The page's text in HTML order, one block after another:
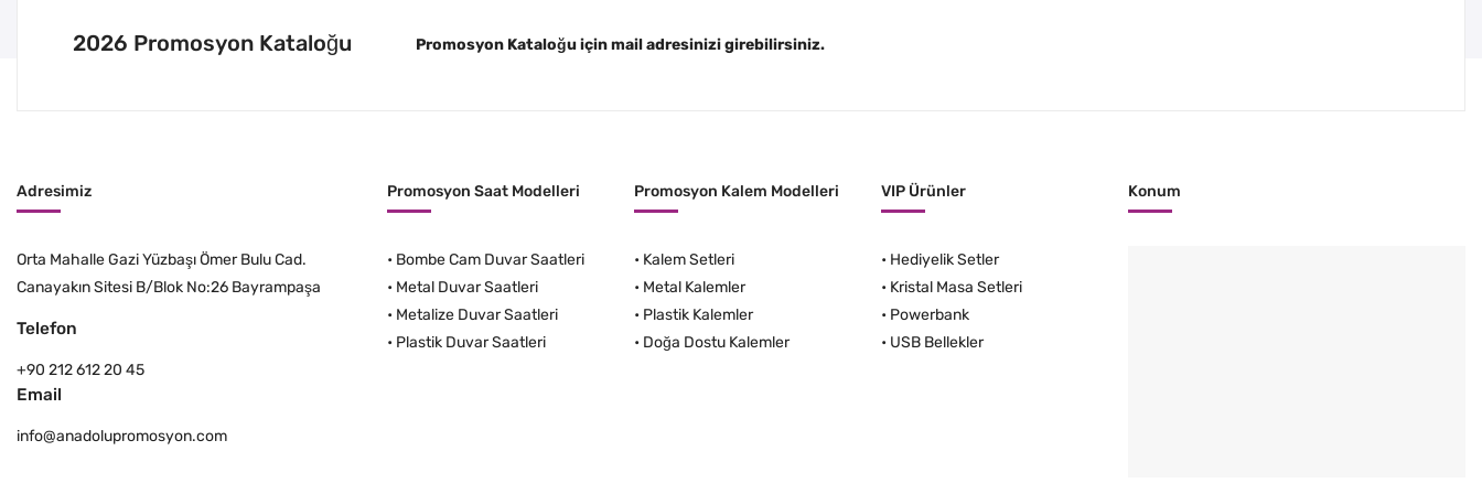
2026 Promosyon Kataloğu Promosyon Kataloğu için mail adresinizi girebilirsiniz.
Adresimiz
Orta Mahalle Gazi Yüzbaşı Ömer Bulu Cad.
Canayakın Sitesi B/Blok No:26 Bayrampaşa
Telefon
+90 212 612 20 45
Email
info@anadolupromosyon.com
Promosyon Saat Modelleri
• Bombe Cam Duvar Saatleri
• Metal Duvar Saatleri
• Metalize Duvar Saatleri
• Plastik Duvar Saatleri
Promosyon Kalem Modelleri
• Kalem Setleri
• Metal Kalemler
• Plastik Kalemler
• Doğa Dostu Kalemler
VIP Ürünler
• Hediyelik Setler
• Kristal Masa Setleri
• Powerbank
• USB Bellekler
Konum